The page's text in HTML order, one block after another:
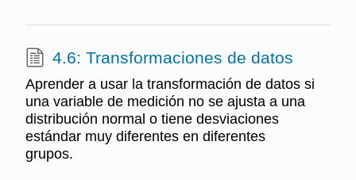
4.6: Transformaciones de datos
Aprender a usar la transformación de datos si
una variable de medición no se ajusta a una
distribución normal o tiene desviaciones
estándar muy diferentes en diferentes
grupos.